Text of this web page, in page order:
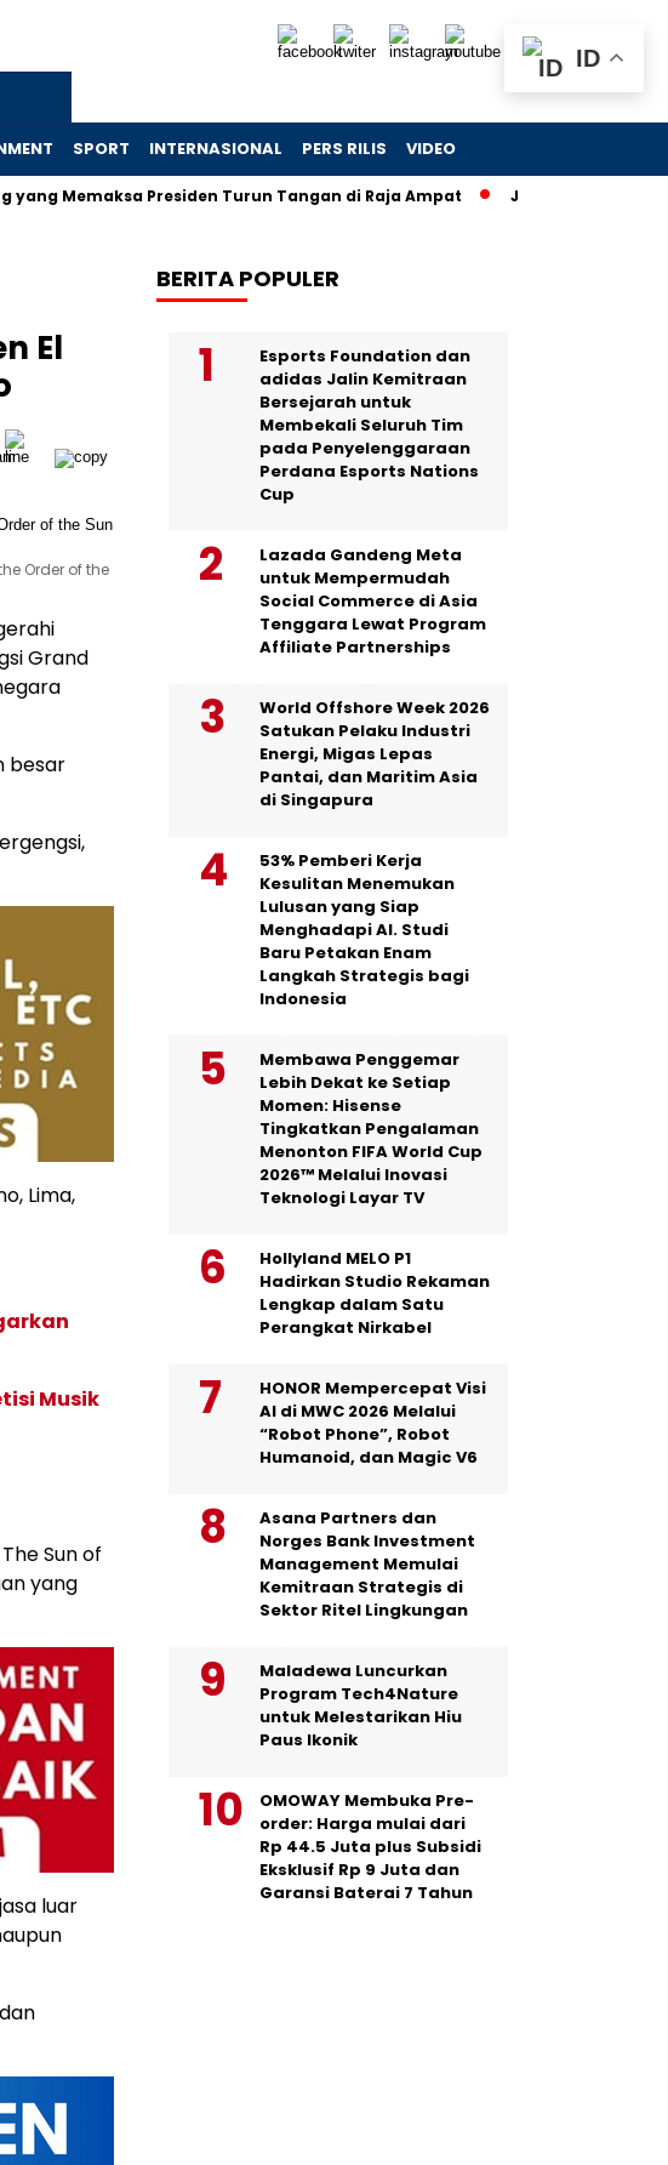
SPORT INTERNASIONAL PERS RILIS VIDEO
Presiden Turun Tangan di Raja Ampat Jejak Skandal
El
Order of the
Grand
besar
Lima,
Musik
Sun of
yang
luar
BERITA POPULER
Esports Foundation dan
adidas Jalin Kemitraan
Bersejarah untuk
Membekali Seluruh Tim
pada Penyelenggaraan
Perdana Esports Nations
Cup
Lazada Gandeng Meta
untuk Mempermudah
Social Commerce di Asia
Tenggara Lewat Program
Affiliate Partnerships
World Offshore Week 2026
Satukan Pelaku Industri
Energi, Migas Lepas
Pantai, dan Maritim Asia
di Singapura
53% Pemberi Kerja
Kesulitan Menemukan
Lulusan yang Siap
Menghadapi AI. Studi
Baru Petakan Enam
Langkah Strategis bagi
Indonesia
Membawa Penggemar
Lebih Dekat ke Setiap
Momen: Hisense
Tingkatkan Pengalaman
Menonton FIFA World Cup
2026™ Melalui Inovasi
Teknologi Layar TV
Hollyland MELO P1
Hadirkan Studio Rekaman
Lengkap dalam Satu
Perangkat Nirkabel
HONOR Mempercepat Visi
AI di MWC 2026 Melalui
“Robot Phone”, Robot
Humanoid, dan Magic V6
Asana Partners dan
Norges Bank Investment
Management Memulai
Kemitraan Strategis di
Sektor Ritel Lingkungan
Maladewa Luncurkan
Program Tech4Nature
untuk Melestarikan Hiu
Paus Ikonik
OMOWAY Membuka Pre-
order: Harga mulai dari
Rp 44.5 Juta plus Subsidi
Eksklusif Rp 9 Juta dan
Garansi Baterai 7 Tahun
ID